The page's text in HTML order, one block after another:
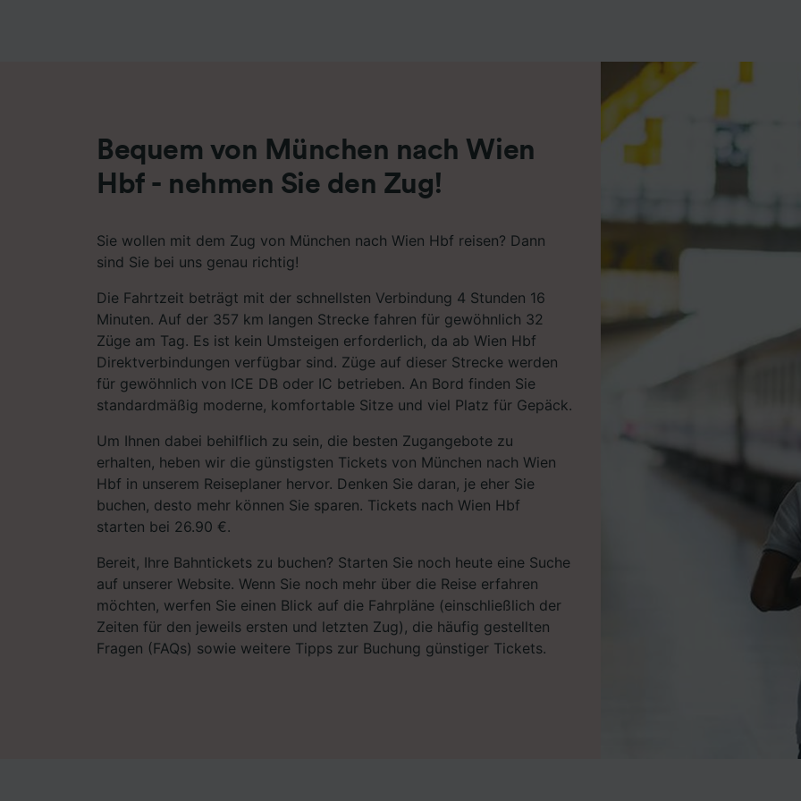
Bequem von München nach Wien
Hbf - nehmen Sie den Zug!
Sie wollen mit dem Zug von München nach Wien Hbf reisen? Dann
sind Sie bei uns genau richtig!
Die Fahrtzeit beträgt mit der schnellsten Verbindung 4 Stunden 16
Minuten. Auf der 357 km langen Strecke fahren für gewöhnlich 32
Züge am Tag. Es ist kein Umsteigen erforderlich, da ab Wien Hbf
Direktverbindungen verfügbar sind. Züge auf dieser Strecke werden
für gewöhnlich von ICE DB oder IC betrieben. An Bord finden Sie
standardmäßig moderne, komfortable Sitze und viel Platz für Gepäck.
Um Ihnen dabei behilflich zu sein, die besten Zugangebote zu
erhalten, heben wir die günstigsten Tickets von München nach Wien
Hbf in unserem Reiseplaner hervor. Denken Sie daran, je eher Sie
buchen, desto mehr können Sie sparen. Tickets nach Wien Hbf
starten bei 26.90 €.
Bereit, Ihre Bahntickets zu buchen? Starten Sie noch heute eine Suche
auf unserer Website. Wenn Sie noch mehr über die Reise erfahren
möchten, werfen Sie einen Blick auf die Fahrpläne (einschließlich der
Zeiten für den jeweils ersten und letzten Zug), die häufig gestellten
Fragen (FAQs) sowie weitere Tipps zur Buchung günstiger Tickets.